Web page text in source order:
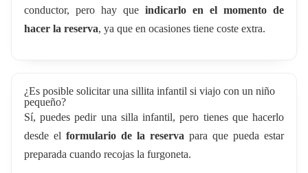
conductor, pero hay que indicarlo en el momento de
hacer la reserva, ya que en ocasiones tiene coste extra.
¿Es posible solicitar una sillita infantil si viajo con un niño
pequeño?
Sí, puedes pedir una silla infantil, pero tienes que hacerlo
desde el formulario de la reserva para que pueda estar
preparada cuando recojas la furgoneta.